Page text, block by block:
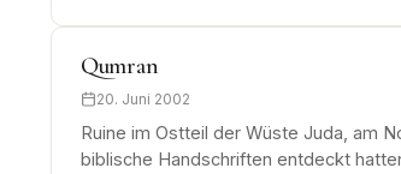
Qumran
20. Juni 2002
Ruine im Ostteil der Wüste Juda, am
biblische Handschriften entdeckt